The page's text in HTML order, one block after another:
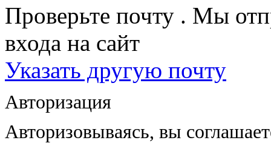
Проверьте почту . Мы
входа на сайт
Указать другую почту
Авторизация
Авторизовываясь, вы